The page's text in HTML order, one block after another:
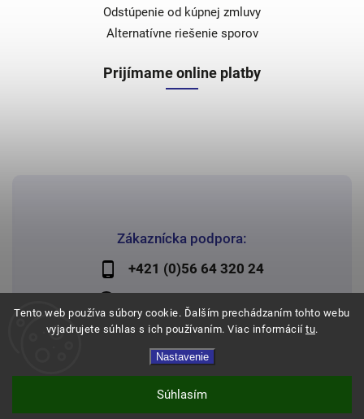
Tento web používa súbory cookie. Ďalším prechádzaním tohto webu
vyjadrujete súhlas s ich používaním. Viac informácií tu.
Nastavenie
Súhlasím
Zákaznícka podpora:
+421 (0)56 64 320 24
Odstúpenie od kúpnej zmluvy
Alternatívne riešenie sporov
Prijímame online platby
Copyright 2026Papier Lechman. Všetky práva vyhradené.
Shoptet | Design